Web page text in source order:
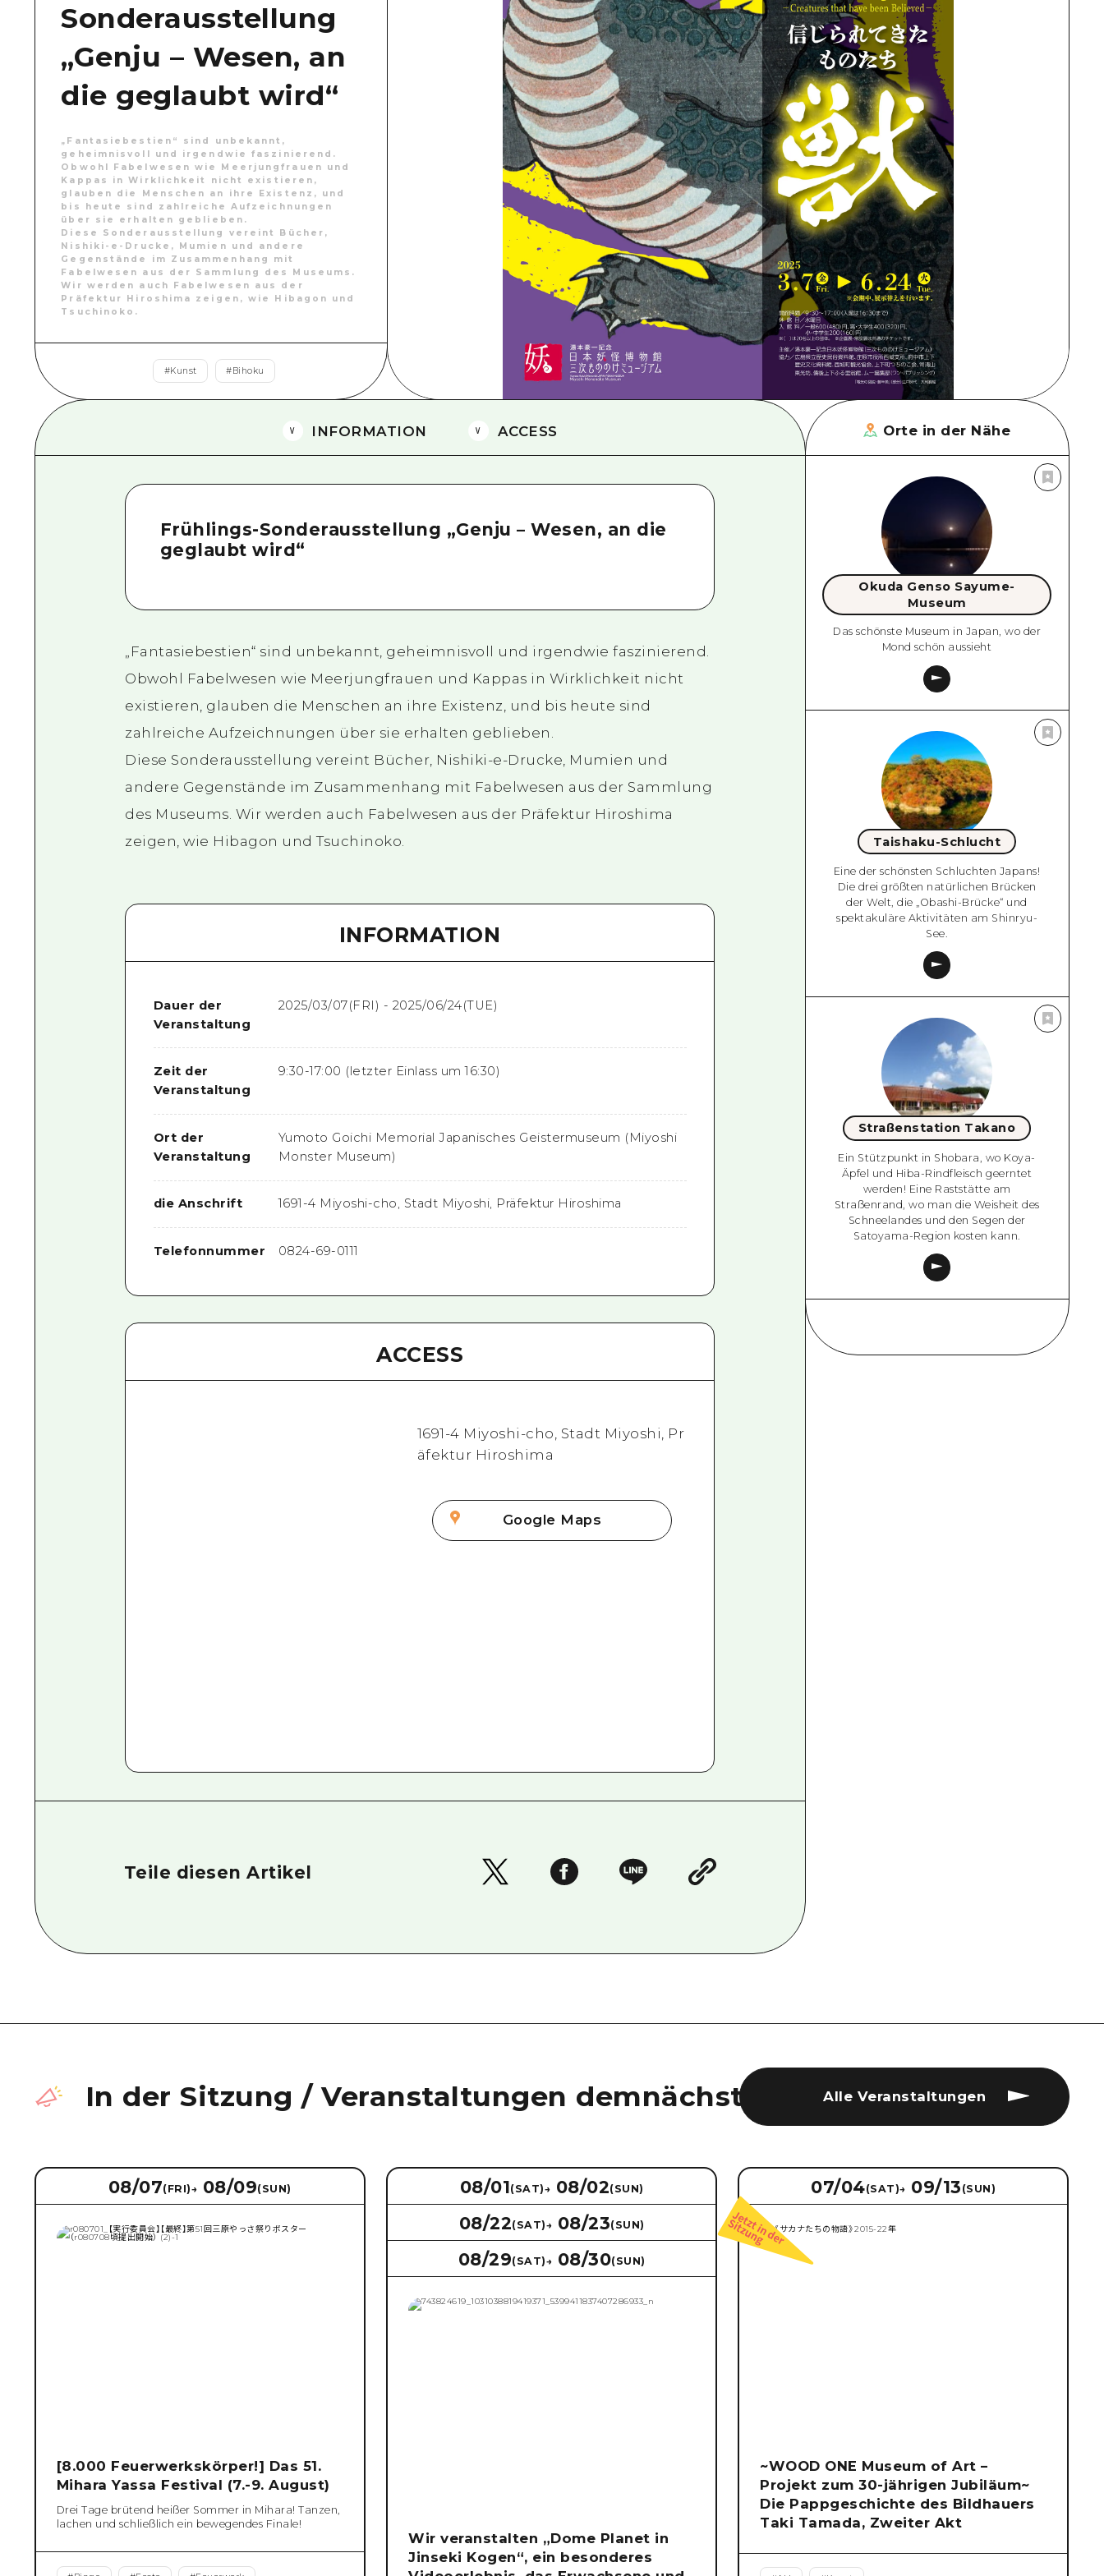
Östliches Yamaguchi
Ehime
Shimane
Sonderausstellung
„Genju – Wesen, an
die geglaubt wird“
„Fantasiebestien“ sind unbekannt,
geheimnisvoll und irgendwie faszinierend.
Obwohl Fabelwesen wie Meerjungfrauen und
Kappas in Wirklichkeit nicht existieren,
glauben die Menschen an ihre Existenz, und
bis heute sind zahlreiche Aufzeichnungen
über sie erhalten geblieben.
Diese Sonderausstellung vereint Bücher,
Nishiki-e-Drucke, Mumien und andere
Gegenstände im Zusammenhang mit
Fabelwesen aus der Sammlung des Museums.
Wir werden auch Fabelwesen aus der
Präfektur Hiroshima zeigen, wie Hibagon und
Tsuchinoko.
#Kunst #Bihoku
INFORMATION ACCESS
Frühlings-Sonderausstellung „Genju – Wesen, an die
geglaubt wird“
„Fantasiebestien“ sind unbekannt, geheimnisvoll und irgendwie faszinierend.
Obwohl Fabelwesen wie Meerjungfrauen und Kappas in Wirklichkeit nicht
existieren, glauben die Menschen an ihre Existenz, und bis heute sind
zahlreiche Aufzeichnungen über sie erhalten geblieben.
Diese Sonderausstellung vereint Bücher, Nishiki-e-Drucke, Mumien und
andere Gegenstände im Zusammenhang mit Fabelwesen aus der Sammlung
des Museums. Wir werden auch Fabelwesen aus der Präfektur Hiroshima
zeigen, wie Hibagon und Tsuchinoko.
INFORMATION
Dauer der
Veranstaltung
2025/03/07(FRI) - 2025/06/24(TUE)
Zeit der
Veranstaltung
9:30-17:00 (letzter Einlass um 16:30)
Ort der
Veranstaltung
Yumoto Goichi Memorial Japanisches Geistermuseum (Miyoshi
Monster Museum)
die Anschrift 1691-4 Miyoshi-cho, Stadt Miyoshi, Präfektur Hiroshima
Telefonnummer 0824-69-0111
ACCESS
1691-4 Miyoshi-cho, Stadt Miyoshi, Pr
äfektur Hiroshima
Google Maps
Teile diesen Artikel
Orte in der Nähe
Okuda Genso Sayume-
Museum
Das schönste Museum in Japan, wo der
Mond schön aussieht
Taishaku-Schlucht
Eine der schönsten Schluchten Japans!
Die drei größten natürlichen Brücken
der Welt, die „Obashi-Brücke“ und
spektakuläre Aktivitäten am Shinryu-
See.
Straßenstation Takano
Ein Stützpunkt in Shobara, wo Koya-
Äpfel und Hiba-Rindfleisch geerntet
werden! Eine Raststätte am
Straßenrand, wo man die Weisheit des
Schneelandes und den Segen der
Satoyama-Region kosten kann.
In der Sitzung /Veranstaltungen demnächst Alle Veranstaltungen
08/07(FRI)→ 08/09(SUN)
[8.000 Feuerwerkskörper!] Das 51.
Mihara Yassa Festival (7.-9. August)
Drei Tage brütend heißer Sommer in Mihara! Tanzen,
lachen und schließlich ein bewegendes Finale!
08/01(SAT)→ 08/02(SUN)
08/22(SAT)→ 08/23(SUN)
08/29(SAT)→ 08/30(SUN)
Wir veranstalten „Dome Planet in
Jinseki Kogen“, ein besonderes
07/04(SAT)→ 09/13 (SUN)
~WOOD ONE Museum of Art –
Projekt zum 30-jährigen Jubiläum~
Die Pappgeschichte des Bildhauers
Taki Tamada, Zweiter Akt